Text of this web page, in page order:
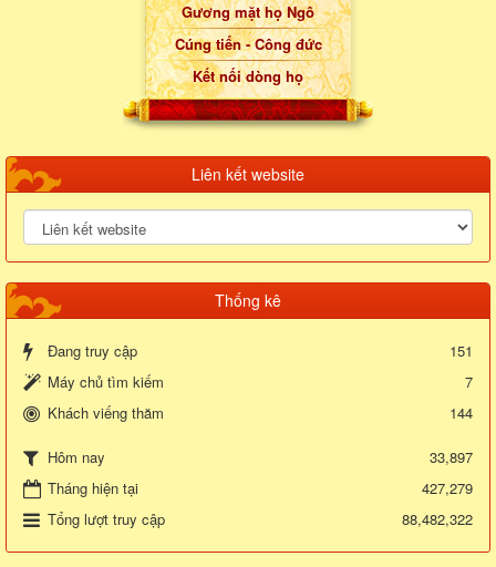
Gương mặt họ Ngô
Cúng tiến - Công đức
Kết nối dòng họ
Liên kết website
Thống kê
Đang truy cập
151
Máy chủ tìm kiếm
7
Khách viếng thăm
144
Hôm nay
33,897
Tháng hiện tại
427,279
Tổng lượt truy cập
88,482,322